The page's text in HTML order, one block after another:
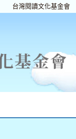
台灣閱讀文化基金會